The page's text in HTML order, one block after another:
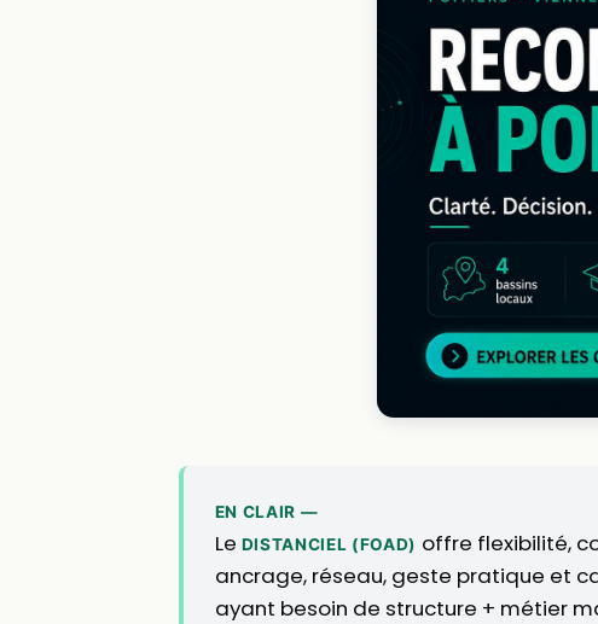
EN CLAIR —
Le DISTANCIEL (FOAD) offre flexibilité,
ancrage, réseau, geste pratique et
ayant besoin de structure + métier